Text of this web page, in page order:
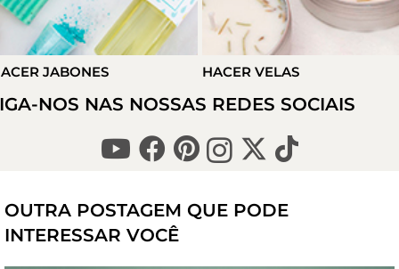
JABONES HACER VELAS
NOS NAS NOSSAS REDES SOCIAIS
OUTRA POSTAGEM QUE PODE
INTERESSAR VOCÊ